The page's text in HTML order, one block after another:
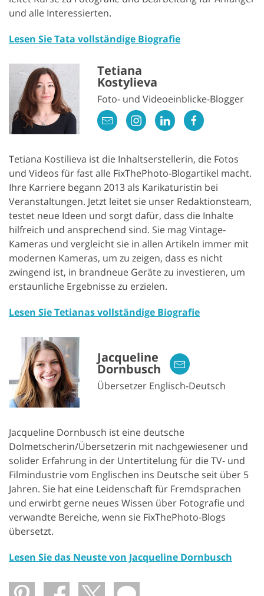
und alle Interessierten.
Lesen Sie Tata vollständige Biografie
Tetiana
Kostylieva
Foto- und Videoeinblicke-Blogger
Tetiana Kostilieva ist die Inhaltserstellerin, die Fotos
und Videos für fast alle FixThePhoto-Blogartikel macht.
Ihre Karriere begann 2013 als Karikaturistin bei
Veranstaltungen. Jetzt leitet sie unser Redaktionsteam,
testet neue Ideen und sorgt dafür, dass die Inhalte
hilfreich und ansprechend sind. Sie mag Vintage-
Kameras und vergleicht sie in allen Artikeln immer mit
modernen Kameras, um zu zeigen, dass es nicht
zwingend ist, in brandneue Geräte zu investieren, um
erstaunliche Ergebnisse zu erzielen.
Lesen Sie Tetianas vollständige Biografie
Jacqueline
Dornbusch
Übersetzer Englisch-Deutsch
Jacqueline Dornbusch ist eine deutsche
Dolmetscherin/Übersetzerin mit nachgewiesener und
solider Erfahrung in der Untertitelung für die TV- und
Filmindustrie vom Englischen ins Deutsche seit über 5
Jahren. Sie hat eine Leidenschaft für Fremdsprachen
und erwirbt gerne neues Wissen über Fotografie und
verwandte Bereiche, wenn sie FixThePhoto-Blogs
übersetzt.
Lesen Sie das Neuste von Jacqueline Dornbusch